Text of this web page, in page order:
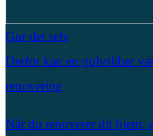
Gør det selv
Derfor kan en gulvsliber
renovering
Når du renoverer dit hjem,